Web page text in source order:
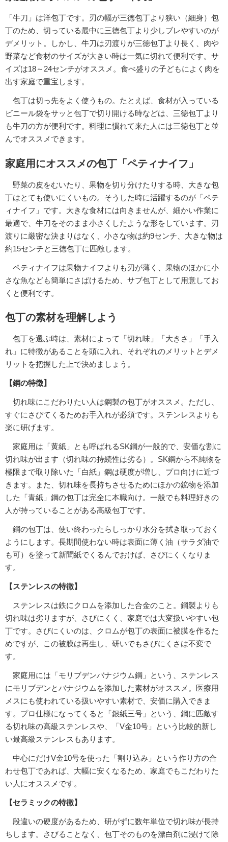
「牛刀」は洋包丁です。刃の幅が三徳包丁より狭い（細身）包
丁のため、切っている最中に三徳包丁より少しブレやすいのが
デメリット。しかし、牛刀は刃渡りが三徳包丁より長く、肉や
野菜など食材のサイズが大きい時は一気に切れて便利です。サ
イズは18～24センチがオススメ。食べ盛りの子どもによく肉を
出す家庭で重宝します。
包丁は切っ先をよく使うもの。たとえば、食材が入っている
ビニール袋をサッと包丁で切り開ける時などは、三徳包丁より
も牛刀の方が便利です。料理に慣れて来た人には三徳包丁と並
んでオススメできます。
家庭用にオススメの包丁「ペティナイフ」
野菜の皮をむいたり、果物を切り分けたりする時、大きな包
丁はとても使いにくいもの。そうした時に活躍するのが「ペテ
ィナイフ」です。大きな食材には向きませんが、細かい作業に
最適で、牛刀をそのまま小さくしたような形をしています。刃
渡りに厳密な決まりはなく、小さな物は約9センチ、大きな物は
約15センチと三徳包丁に匹敵します。
ペティナイフは果物ナイフよりも刃が薄く、果物のほかに小
さな魚なども簡単にさばけるため、サブ包丁として用意してお
くと便利です。
包丁の素材を理解しよう
包丁を選ぶ時は、素材によって「切れ味」「大きさ」「手入
れ」に特徴があることを頭に入れ、それぞれのメリットとデメ
リットを把握した上で決めましょう。
【鋼の特徴】
切れ味にこだわりたい人は鋼製の包丁がオススメ。ただし、
すぐにさびてくるためお手入れが必須です。ステンレスよりも
楽に研げます。
家庭用は「黄紙」とも呼ばれるSK鋼が一般的で、安価な割に
切れ味が出ます（切れ味の持続性は劣る）。SK鋼から不純物を
極限まで取り除いた「白紙」鋼は硬度が増し、プロ向けに近づ
きます。また、切れ味を長持ちさせるためにほかの鉱物を添加
した「青紙」鋼の包丁は完全に本職向け。一般でも料理好きの
人が持っていることがある高級包丁です。
鋼の包丁は、使い終わったらしっかり水分を拭き取っておく
ようにします。長期間使わない時は表面に薄く油（サラダ油で
も可）を塗って新聞紙でくるんでおけば、さびにくくなりま
す。
【ステンレスの特徴】
ステンレスは鉄にクロムを添加した合金のこと。鋼製よりも
切れ味は劣りますが、さびにくく、家庭では大変扱いやすい包
丁です。さびにくいのは、クロムが包丁の表面に被膜を作るた
めですが、この被膜は再生し、研いでもさびにくさは不変で
す。
家庭用には「モリブデンバナジウム鋼」という、ステンレス
にモリブデンとバナジウムを添加した素材がオススメ。医療用
メスにも使われている扱いやすい素材で、安価に購入できま
す。プロ仕様になってくると「銀紙三号」という、鋼に匹敵す
る切れ味の高級ステンレスや、「V金10号」という比較的新し
い最高級ステンレスもあります。
中心にだけV金10号を使った「割り込み」という作り方の合
わせ包丁であれば、大幅に安くなるため、家庭でもこだわりた
い人にオススメです。
【セラミックの特徴】
段違いの硬度があるため、研がずに数年単位で切れ味が長持
ちします。さびることなく、包丁そのものを漂白剤に浸けて除